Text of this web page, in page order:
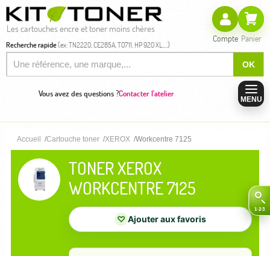
Les cartouches encre et toner moins chères
Recherche rapide(ex: TN2220, CE285A, T0711, HP 920 XL,...)
OK
Compte Panier
Vous avez des questions ?Contacter l'atelier
MENU
Accueil Cartouche toner XEROX Workcentre 7125
TONER XEROX
WORKCENTRE 7125
♡ Ajouter aux favoris